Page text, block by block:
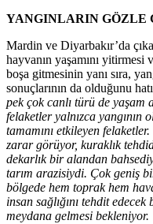
YANGINLARIN GÖZLE
Mardin ve Diyarbakır’da
hayvanın yaşamını
boşa gitmesinin yanı sıra,
sonuçlarının da olduğunu
pek çok canlı türü de
felaketler yalnızca
tamamını etkileyen
zarar görüyor, kuraklık
dekarlık bir alandan
tarım arazisiydi. Çok geniş
bölgede hem toprak hem
insan sağlığını tehdit
meydana gelmesi bekleniyor.